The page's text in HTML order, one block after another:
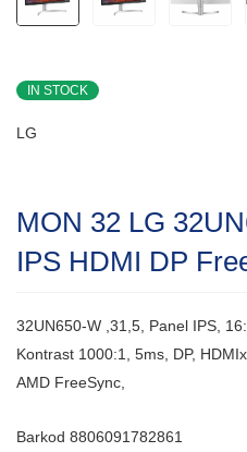
IN STOCK
LG
MON 32 LG
IPS HDMI DP
32UN650-W ,31,5, Panel IPS,
Kontrast 1000:1, 5ms, DP,
AMD FreeSync,
Barkod 8806091782861